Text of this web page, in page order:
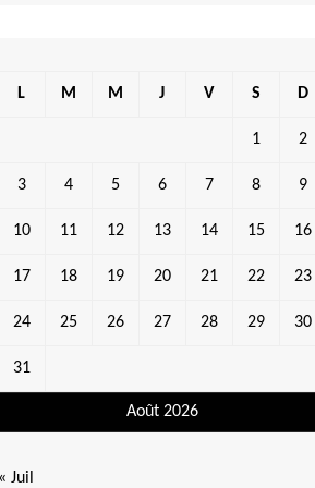
Août 2026
L M M J V S D
1 2
3 4 5 6 7 8 9
10 11 12 13 14 15 16
17 18 19 20 21 22 23
24 25 26 27 28 29 30
31
Juil